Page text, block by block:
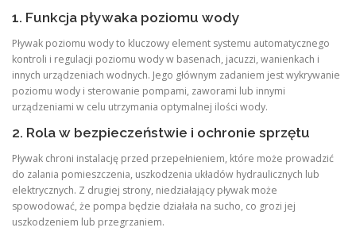
1. Funkcja pływaka poziomu wody
Pływak poziomu wody to kluczowy element systemu automatycznego
kontroli i regulacji poziomu wody w basenach, jacuzzi, wanienkach i
innych urządzeniach wodnych. Jego głównym zadaniem jest wykrywanie
poziomu wody i sterowanie pompami, zaworami lub innymi
urządzeniami w celu utrzymania optymalnej ilości wody.
2. Rola w bezpieczeństwie i ochronie sprzętu
Pływak chroni instalację przed przepełnieniem, które może prowadzić
do zalania pomieszczenia, uszkodzenia układów hydraulicznych lub
elektrycznych. Z drugiej strony, niedziałający pływak może
spowodować, że pompa będzie działała na sucho, co grozi jej
uszkodzeniem lub przegrzaniem.